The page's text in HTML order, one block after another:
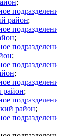
;
район;
;
;
;
район;
район;